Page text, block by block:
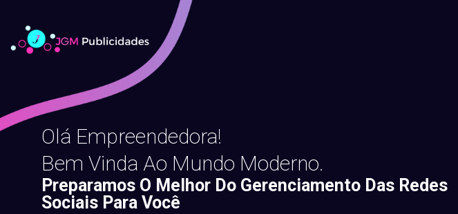
Olá Empreendedora!
Bem Vinda Ao Mundo Moderno.
Preparamos O Melhor Do Gerenciamento Das Redes
Sociais Para Você